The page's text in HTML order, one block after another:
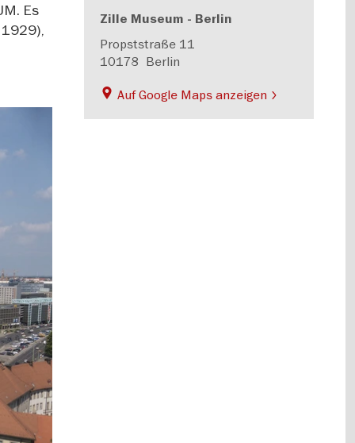
Es
Zille Museum - Berlin
Propststraße 11
10178 Berlin
Auf Google Maps anzeigen